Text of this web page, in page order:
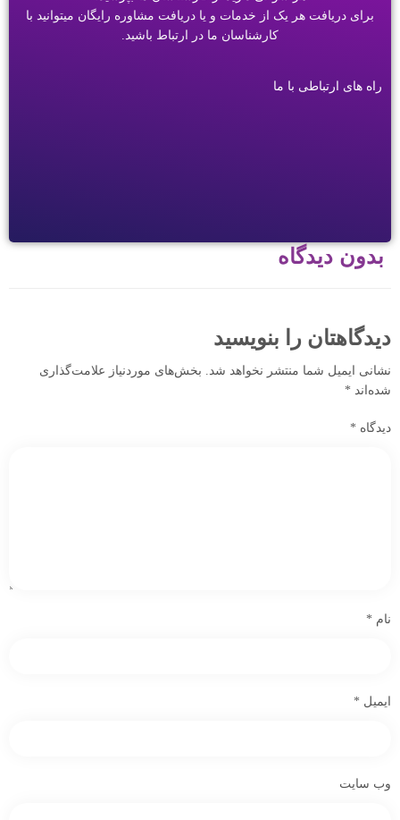
برای دریافت هر یک از خدمات و یا دریافت مشاوره رایگان میتوانید با
کارشناسان ما در ارتباط باشید.
راه های ارتباطی با ما
بدون دیدگاه
دیدگاهتان را بنویسید
نشانی ایمیل شما منتشر نخواهد شد.
بخش‌های موردنیاز علامت‌گذاری
شده‌اند *
دیدگاه *
نام *
ایمیل *
وب‌ سایت